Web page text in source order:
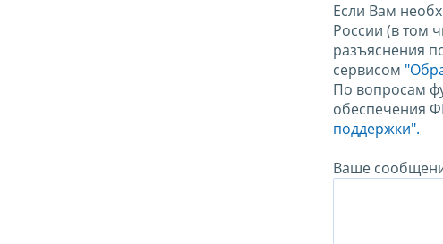
Если Вам
России (в том
разъяснения
сервисом
По вопросам
обеспечения
поддержки".
Ваше